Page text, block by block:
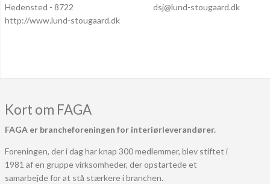
Hedensted - 8722
http://www.lund-stougaard.dk
dsj@lund-stougaard.dk
Kort om FAGA
FAGA er brancheforeningen for interiørleverandører.
Foreningen, der i dag har knap 300 medlemmer, blev stiftet i
1981 af en gruppe virksomheder, der opstartede et
samarbejde for at stå stærkere i branchen.